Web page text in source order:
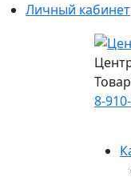
Личный кабинет
8-